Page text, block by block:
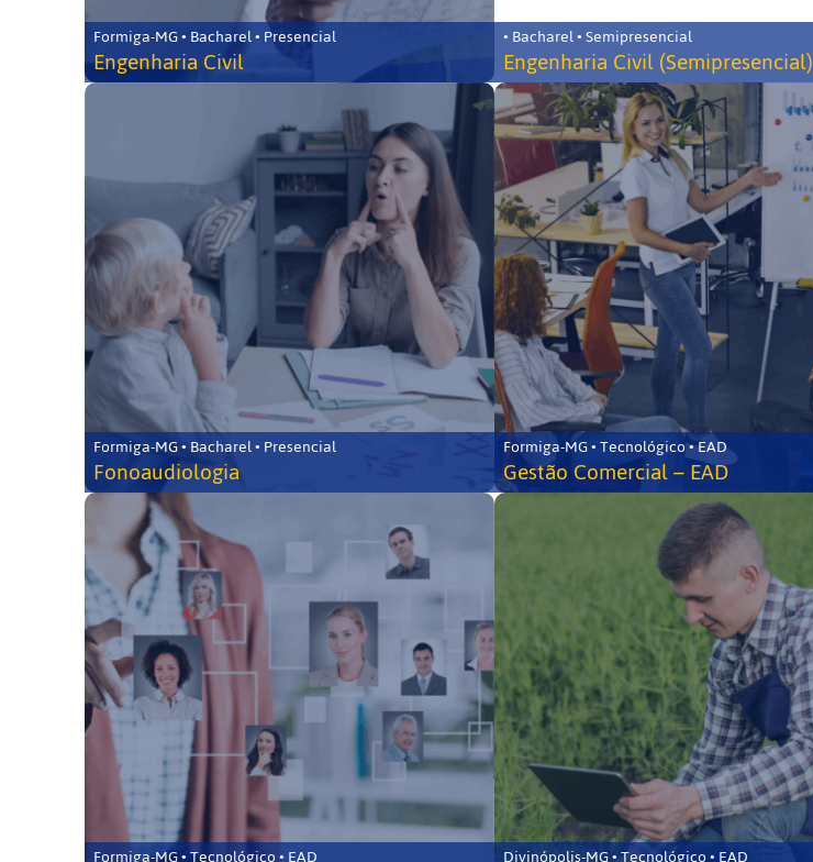
Formiga-MG • Bacharel • Presencial
Engenharia Civil
• Bacharel • Semipresencial
Engenharia Civil (Semipresencial)
Formiga-MG • Bacharel • Presencial
Fonoaudiologia
Formiga-MG • Tecnológico • EAD
Gestão Comercial – EAD